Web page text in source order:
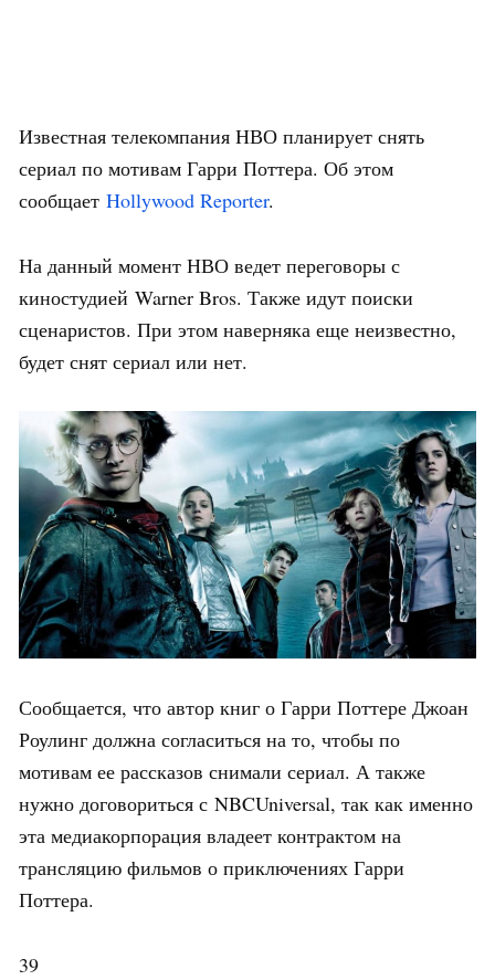
Известная телекомпания НВО планирует снять
сериал по мотивам Гарри Поттера. Об этом
сообщает Hollywood Reporter.
На данный момент НВО ведет переговоры с
киностудией Warner Bros. Также идут поиски
сценаристов. При этом наверняка еще неизвестно,
будет снят сериал или нет.
Сообщается, что автор книг о Гарри Поттере Джоан
Роулинг должна согласиться на то, чтобы по
мотивам ее рассказов снимали сериал. А также
нужно договориться с NBCUniversal, так как именно
эта медиакорпорация владеет контрактом на
трансляцию фильмов о приключениях Гарри
Поттера.
39